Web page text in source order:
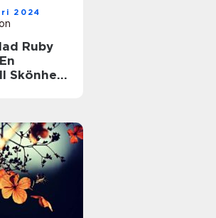
2024
Ruby
Skönhet